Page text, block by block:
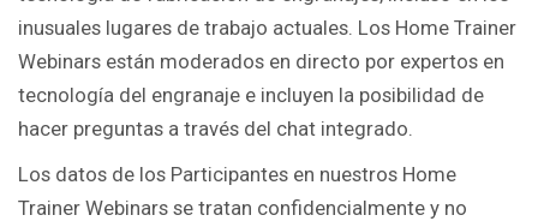
inusuales lugares de trabajo actuales. Los Home Trainer
Webinars están moderados en directo por expertos en
tecnología del engranaje e incluyen la posibilidad de
hacer preguntas a través del chat integrado.
Los datos de los Participantes en nuestros Home
Trainer Webinars se tratan confidencialmente y no